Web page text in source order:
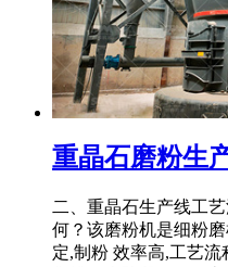
重晶石磨粉生
二、重晶石生产线工
何？该磨粉机是细粉
定,制粉 效率高,工艺